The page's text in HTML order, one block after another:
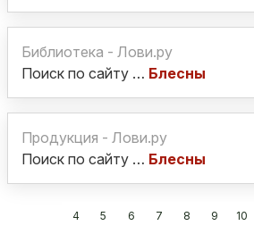
Библиотека - Лови.ру
Поиск по сайту … Блесны
Продукция - Лови.ру
Поиск по сайту … Блесны
4 5 6 7 8 9 10